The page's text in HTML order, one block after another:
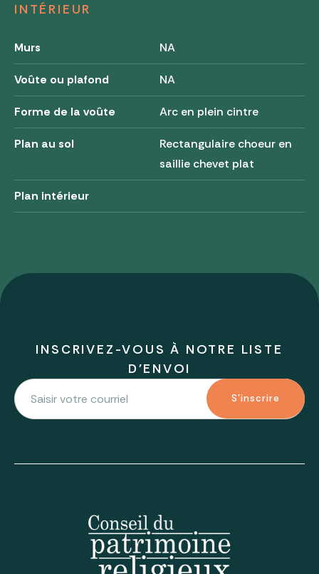
INTÉRIEUR
Murs NA
Voûte ou plafond NA
Forme de la voûte Arc en plein cintre
Plan au sol
Rectangulaire choeur en
saillie chevet plat
Plan intérieur
INSCRIVEZ-VOUS À NOTRE LISTE
D'ENVOI
S'inscrire